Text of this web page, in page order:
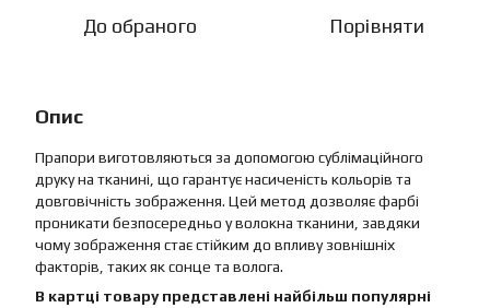
До обраного Порівняти
Опис
Прапори виготовляються за допомогою сублімаційного
друку на тканині, що гарантує насиченість кольорів та
довговічність зображення. Цей метод дозволяє фарбі
проникати безпосередньо у волокна тканини, завдяки
чому зображення стає стійким до впливу зовнішніх
факторів, таких як сонце та волога.
В картці товару представлені найбільш популярні